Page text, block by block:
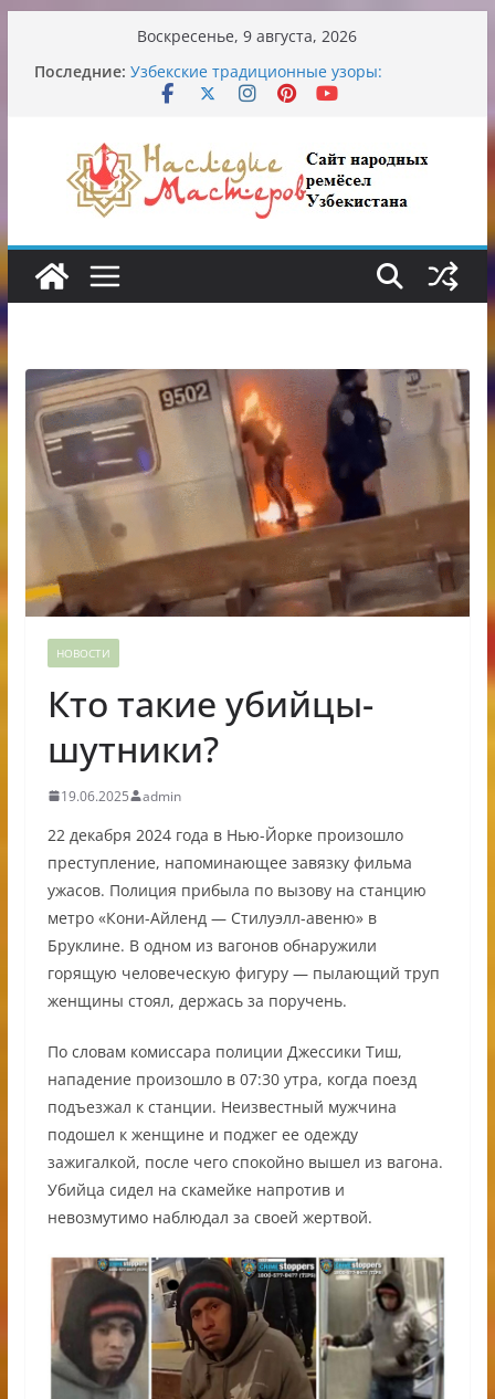
содержимому
Воскресенье, 9 августа, 2026
Последние: Узбекские традиционные узоры:
символика и происхождение
Опасная диета Алины Загитовой
От знахарей до университетских клиник
Обрушение на одном из ключевых
перекрёстков Ташкента: перекрыт
путепровод на Буюк Ипак Йули
НОВОСТИ
Кто такие убийцы-
шутники?
19.06.2025 admin
22 декабря 2024 года в Нью-Йорке произошло
преступление, напоминающее завязку фильма
ужасов. Полиция прибыла по вызову на станцию
метро «Кони-Айленд — Стилуэлл-авеню» в
Бруклине. В одном из вагонов обнаружили
горящую человеческую фигуру — пылающий труп
женщины стоял, держась за поручень.
По словам комиссара полиции Джессики Тиш,
нападение произошло в 07:30 утра, когда поезд
подъезжал к станции. Неизвестный мужчина
подошел к женщине и поджег ее одежду
зажигалкой, после чего спокойно вышел из вагона.
Убийца сидел на скамейке напротив и
невозмутимо наблюдал за своей жертвой.